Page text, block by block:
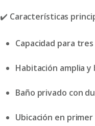
✔️ Características
Capacidad para
Habitación amplia y
Baño privado con
Ubicación en